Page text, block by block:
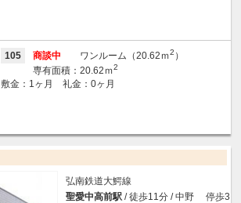
105 商談中 ワンルーム（20.62ｍ2 ）
専有面積：20.62ｍ2
敷金：1ヶ月 礼金：0ヶ月
弘南鉄道大鰐線
聖愛中高前駅 / 徒歩11分 / 中野 停歩3